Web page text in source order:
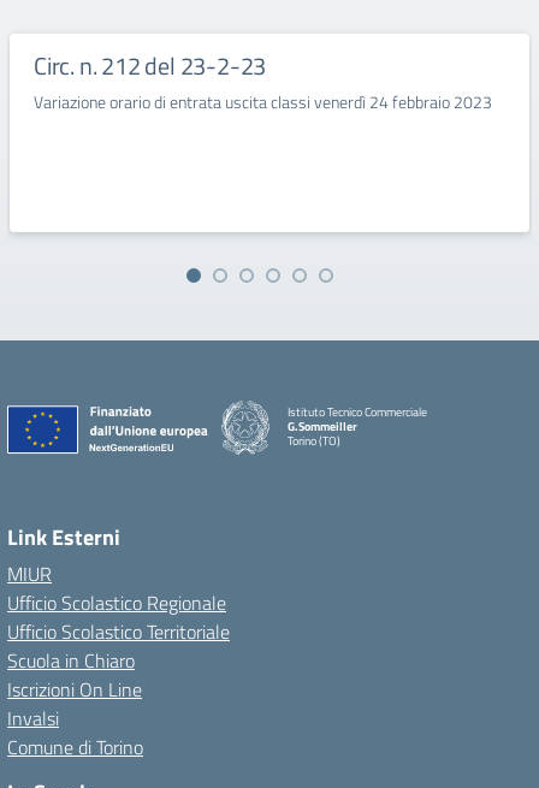
Circ. n. 212 del 23-2-23
Variazione orario di entrata uscita classi venerdì 24 febbraio 2023
Istituto Tecnico Commerciale
G.Sommeiller
Torino (TO)
Link Esterni
MIUR
Ufficio Scolastico Regionale
Ufficio Scolastico Territoriale
Scuola in Chiaro
Iscrizioni On Line
Invalsi
Comune di Torino